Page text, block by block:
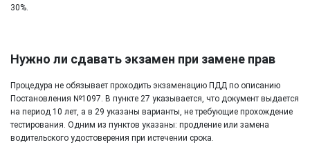
30%.
Нужно ли сдавать экзамен при замене прав
Процедура не обязывает проходить экзаменацию ПДД по описанию
Постановления №1097. В пункте 27 указывается, что документ выдается
на период 10 лет, а в 29 указаны варианты, не требующие прохождение
тестирования. Одним из пунктов указаны: продление или замена
водительского удостоверения при истечении срока.